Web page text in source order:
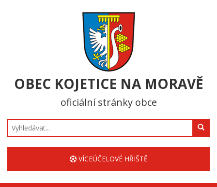
OBEC KOJETICE NA MORAVĚ
oficiální stránky obce
Hledat
VÍCEÚČELOVÉ HŘIŠTĚ